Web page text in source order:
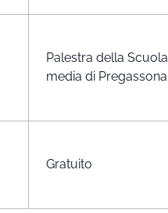
Palestra della Scuola
media di Pregassona
Gratuito